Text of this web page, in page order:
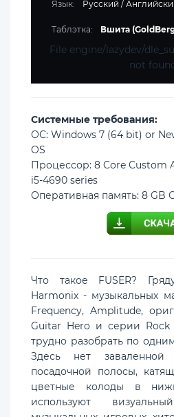
Язык: Русский /
Таблэтка: Вшита
File engine/lazydev/
not
Cистемные требования:
ОС: Windows 7 (64 bit) or
OS
Процессор: 8 Core Custom
i5-4690 series
Оперативная память: 8 GB
Что такое FUSER?
Harmonix - музыкальных
Frequency, Amplitude,
Guitar Hero и серии
трудно разобрать по
Здесь нет заваленной
посадочной полосы,
цветные колоды в
используют